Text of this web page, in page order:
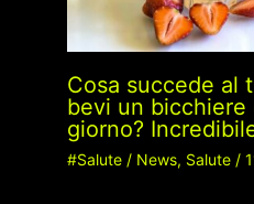
Cosa succede al
bevi un bicchiere
giorno?
#Salute/ News, Salute/